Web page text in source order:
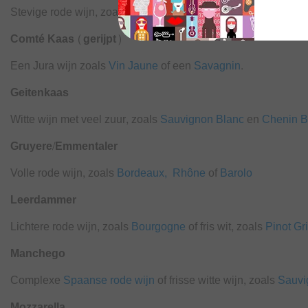
Stevige rode wijn, zoalsChianti,Shiraz/ Syrah,Bordeaux
Comté Kaas (gerijpt)
Een Jura wijn zoalsVin Jaune of een Savagnin.
Geitenkaas
Witte wijn met veel zuur, zoals Sauvignon Blanc en Chenin
Gruyere/Emmentaler
Volle rode wijn, zoals Bordeaux, Rhône ofBarolo
Leerdammer
Lichtere rode wijn, zoals Bourgogne of fris wit, zoals Pinot
Manchego
Complexe Spaanse rode wijn of frisse witte wijn, zoals